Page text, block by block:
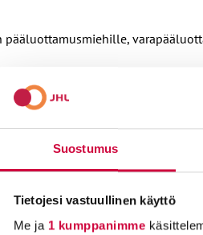
Suostumus
Tietojesi vastuullinen käyttö
Me ja 1 kumppanimme
pääluottamusmiehille,
kurssi, 3 pv Henkilöstön
11.-13.11.2026
työehtosopimuksen määreisiin